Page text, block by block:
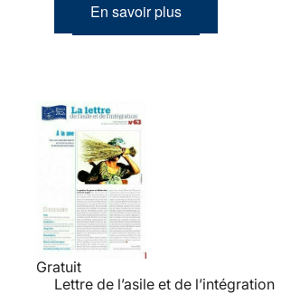
En savoir plus
Gratuit
Lettre de l’asile et de l’intégration